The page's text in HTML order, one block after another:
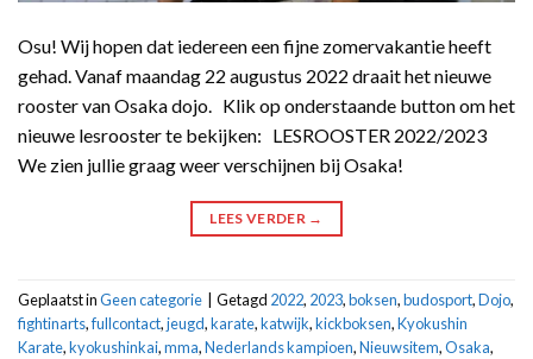
Osu! Wij hopen dat iedereen een fijne zomervakantie heeft
gehad. Vanaf maandag 22 augustus 2022 draait het nieuwe
rooster van Osaka dojo. Klik op onderstaande button om het
nieuwe lesrooster te bekijken: LESROOSTER 2022/2023
We zien jullie graag weer verschijnen bij Osaka!
LEES VERDER →
Geplaatst inGeen categorie Getagd 2022, 2023,boksen,budosport,Dojo,
fightinarts,fullcontact,jeugd,karate,katwijk,kickboksen,Kyokushin
Karate,kyokushinkai,mma,Nederlands kampioen,Nieuwsitem,Osaka,